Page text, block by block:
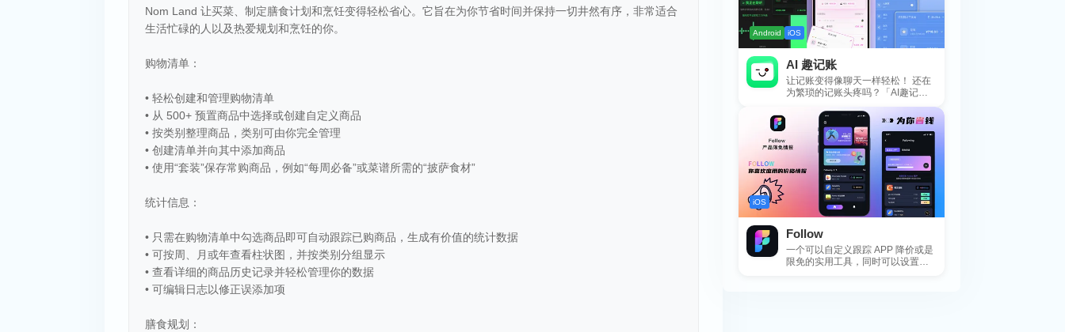
Nom Land 让买菜、制定膳食计划和烹饪变得轻松省心。它旨在为你节省时间并保持一切井然有序，非常适合
生活忙碌的人以及热爱规划和烹饪的你。
购物清单：
• 轻松创建和管理购物清单
• 从 500+ 预置商品中选择或创建自定义商品
• 按类别整理商品，类别可由你完全管理
• 创建清单并向其中添加商品
• 使用“套装”保存常购商品，例如“每周必备”或菜谱所需的“披萨食材”
统计信息：
• 只需在购物清单中勾选商品即可自动跟踪已购商品，生成有价值的统计数据
• 可按周、月或年查看柱状图，并按类别分组显示
• 查看详细的商品历史记录并轻松管理你的数据
• 可编辑日志以修正误添加项
膳食规划：
Android iOS
AI 趣记账
让记账变得像聊天一样轻松！ 还在
为繁琐的记账头疼吗？「AI趣记
账」来拯救你啦！这款智能记账工
具专为懒...
iOS
Follow
一个可以自定义跟踪 APP 降价或是
限免的实用工具，同时可以设置包